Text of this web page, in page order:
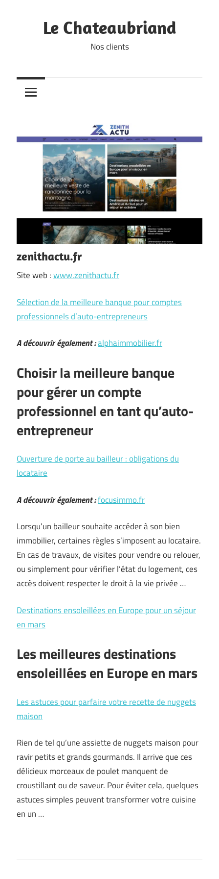
Le Chateaubriand
Nos clients
zenithactu.fr
Site web :www.zenithactu.fr
Sélection de la meilleure banque pour comptes
professionnels d’auto-entrepreneurs
A découvrir également :alphaimmobilier.fr
Choisir la meilleure banque
pour gérer un compte
professionnel en tant qu’auto-
entrepreneur
Ouverture de porte au bailleur : obligations du
locataire
A découvrir également :focusimmo.fr
Lorsqu’un bailleur souhaite accéder à son bien
immobilier, certaines règles s’imposent au locataire.
En cas de travaux, de visites pour vendre ou relouer,
ou simplement pour vérifier l’état du logement, ces
accès doivent respecter le droit à la vie privée …
Destinations ensoleillées en Europe pour un séjour
en mars
Les meilleures destinations
ensoleillées en Europe en mars
Les astuces pour parfaire votre recette de nuggets
maison
Rien de tel qu’une assiette de nuggets maison pour
ravir petits et grands gourmands. Il arrive que ces
délicieux morceaux de poulet manquent de
croustillant ou de saveur. Pour éviter cela, quelques
astuces simples peuvent transformer votre cuisine
en un …